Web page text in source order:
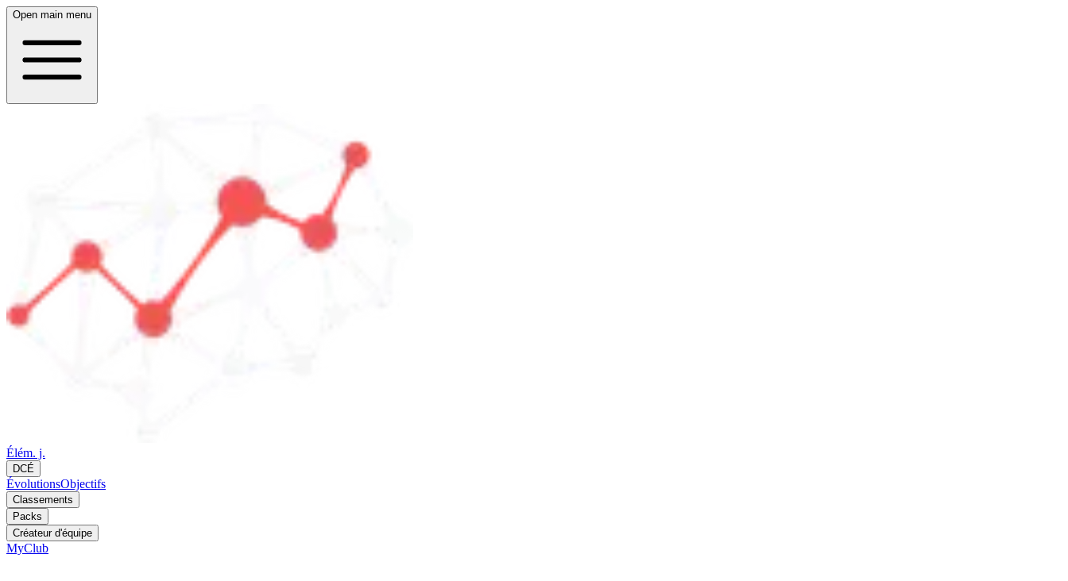
Open main menu
Élém. j.
DCÉ
ÉvolutionsObjectifs
Classements
Packs
Créateur d'équipe
MyClub